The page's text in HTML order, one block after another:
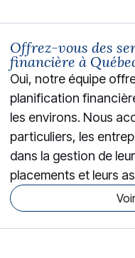
Offrez-vous des
financière à
Oui, notre équipe
planification
les environs. Nous
particuliers, les
dans la gestion de
placements et leurs